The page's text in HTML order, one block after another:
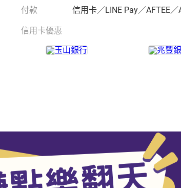
付款 信用卡／LINE Pay／AFTEE／
信用卡優惠